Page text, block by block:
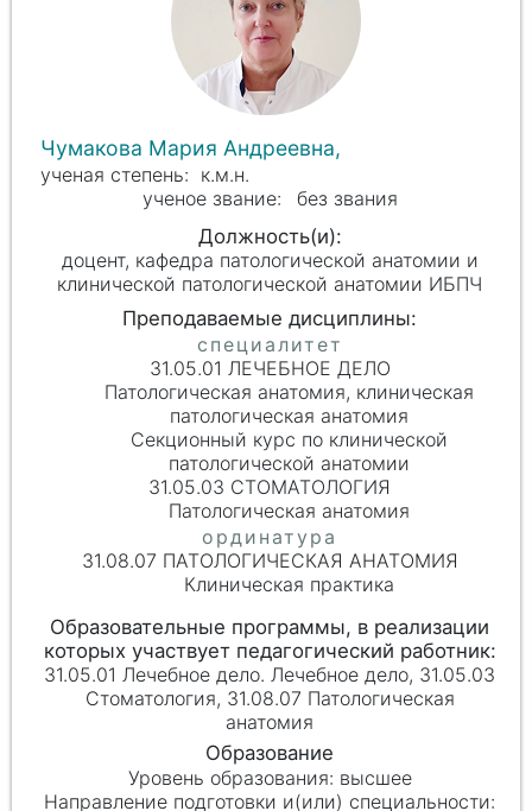
Чумакова Мария Андреевна,
к.м.н.
без звания
доцент, кафедра патологической анатомии и
клинической патологической анатомии ИБПЧ
31.05.01 ЛЕЧЕБНОЕ ДЕЛО
Патологическая анатомия, клиническая
патологическая анатомия
Секционный курс по клинической
патологической анатомии
31.05.03 СТОМАТОЛОГИЯ
Патологическая анатомия
31.08.07 ПАТОЛОГИЧЕСКАЯ АНАТОМИЯ
Клиническая практика
31.05.01 Лечебное дело. Лечебное дело, 31.05.03
Стоматология, 31.08.07 Патологическая
анатомия
высшее